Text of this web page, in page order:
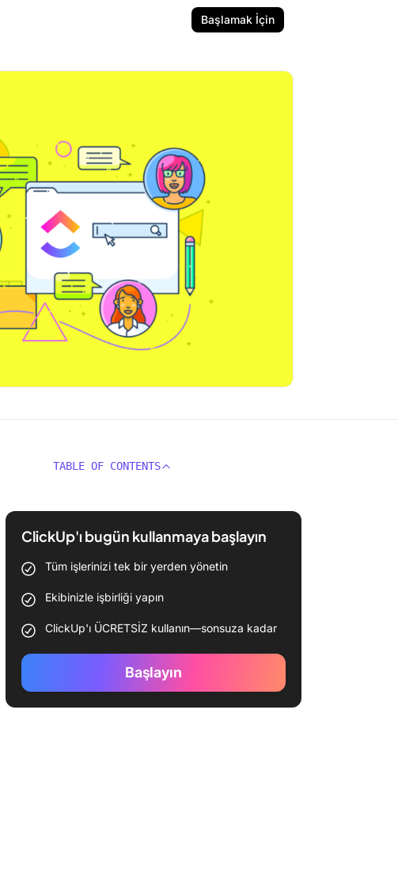
Başlamak İçin
TABLE OF CONTENTS
ClickUp'ı bugün kullanmaya başlayın
Tüm işlerinizi tek bir yerden yönetin
Ekibinizle işbirliği yapın
ClickUp'ı ÜCRETSİZ kullanın—sonsuza kadar
Başlayın